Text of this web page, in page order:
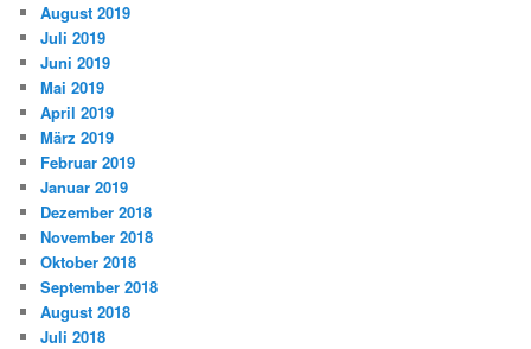
August 2019
Juli 2019
Juni 2019
Mai 2019
April 2019
März 2019
Februar 2019
Januar 2019
Dezember 2018
November 2018
Oktober 2018
September 2018
August 2018
Juli 2018